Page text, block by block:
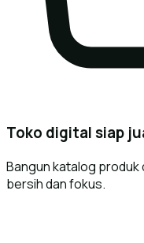
Toko digital siap
Bangun katalog produk
bersih dan fokus.